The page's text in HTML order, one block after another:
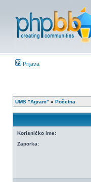
Prijava
UMS "Agram" » Početna
Korisničko ime:
Zaporka: